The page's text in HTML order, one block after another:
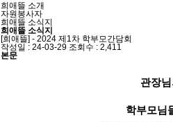
희애뜰 소개
자원봉사자
희애뜰 소식지
희애뜰 소식지
[희애뜰] - 2024 제1차 학부모간담회
작성일 : 24-03-29 조회수 : 2,411
본문
관장
학부모님